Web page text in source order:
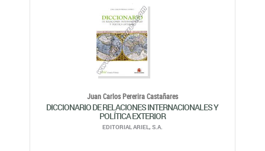
Juan Carlos Pererira Castañares
DICCIONARIO DE RELACIONES INTERNACIONALES Y
POLÍTICA EXTERIOR
EDITORIAL ARIEL, S.A.